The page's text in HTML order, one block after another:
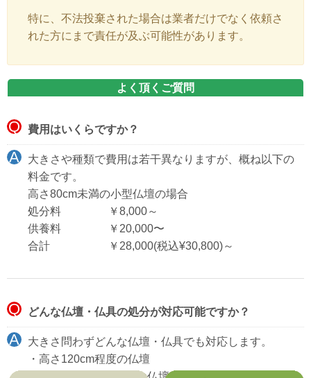
特に、不法投棄された場合は業者だけでなく依頼さ
れた方にまで責任が及ぶ可能性があります。
よく頂くご質問
費用はいくらですか？
大きさや種類で費用は若干異なりますが、概ね以下の
料金です。
高さ80cm未満の小型仏壇の場合
処分料 ￥8,000～
供養料 ￥20,000〜
合計 ￥28,000(税込¥30,800)～
どんな仏壇・仏具の処分が対応可能ですか？
大きさ問わずどんな仏壇・仏具でも対応します。
・高さ120cm程度の仏壇